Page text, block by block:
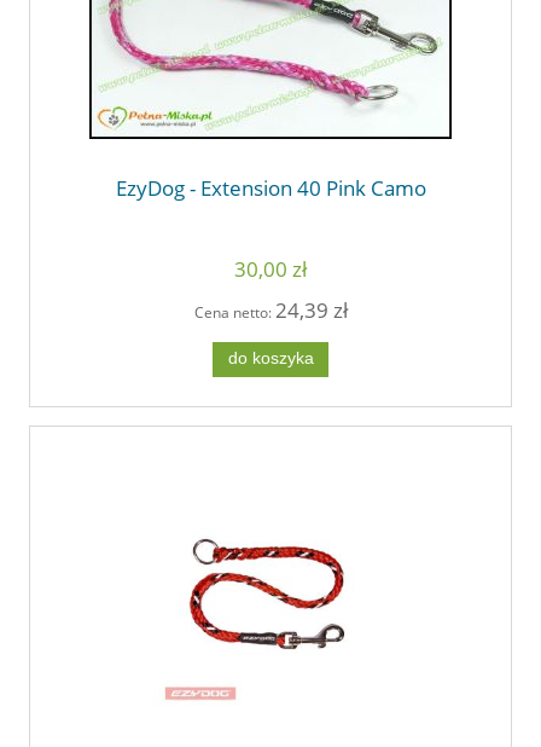
EzyDog - Extension 40 Pink Camo
30,00 zł
Cena netto:24,39 zł
do koszyka